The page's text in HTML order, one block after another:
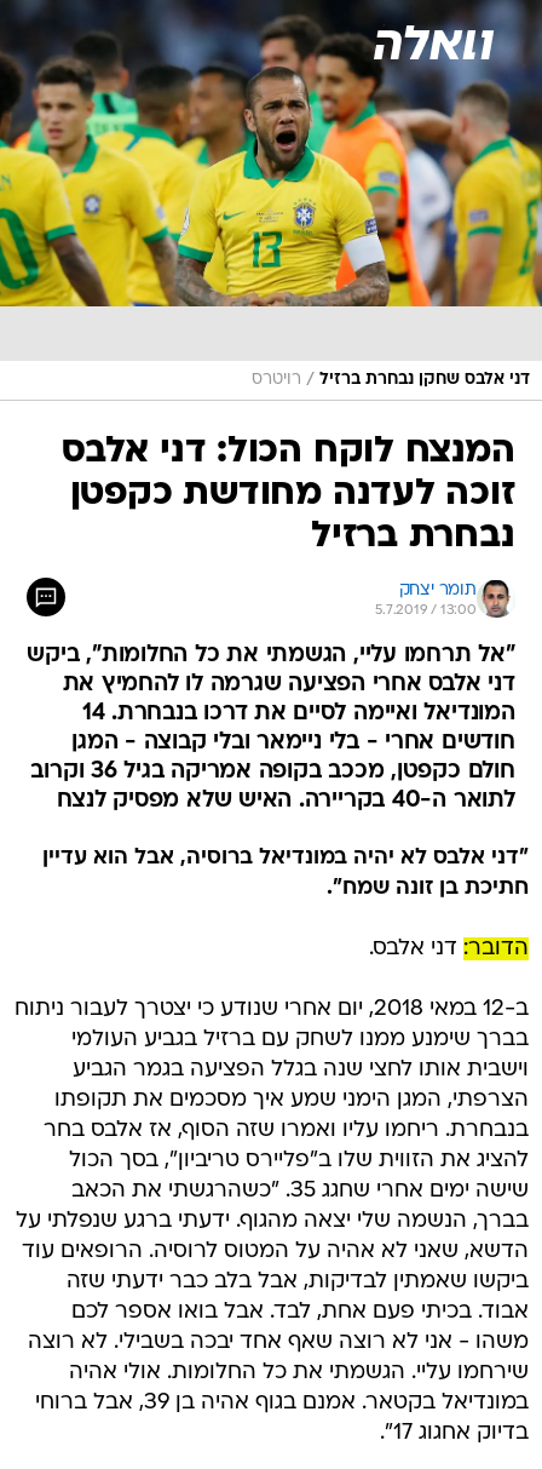
דני אלבס שחקן נבחרת ברזיל / רויטרס
המנצח לוקח הכול: דני אלבס
זוכה לעדנה מחודשת כקפטן
נבחרת ברזיל
תומר יצחק
5.7.2019 / 13:00
"אל תרחמו עליי, הגשמתי את כל החלומות", ביקש
דני אלבס אחרי הפציעה שגרמה לו להחמיץ את
המונדיאל ואיימה לסיים את דרכו בנבחרת. 14
חודשים אחרי - בלי ניימאר ובלי קבוצה - המגן
חולם כקפטן, מככב בקופה אמריקה בגיל 36 וקרוב
לתואר ה-40 בקריירה. האיש שלא מפסיק לנצח
"דני אלבס לא יהיה במונדיאל ברוסיה, אבל הוא עדיין
חתיכת בן זונה שמח".
הדובר: דני אלבס.
ב-12 במאי 2018, יום אחרי שנודע כי יצטרך לעבור ניתוח
בברך שימנע ממנו לשחק עם ברזיל בגביע העולמי
וישבית אותו לחצי שנה בגלל הפציעה בגמר הגביע
הצרפתי, המגן הימני שמע איך מסכמים את תקופתו
בנבחרת. ריחמו עליו ואמרו שזה הסוף, אז אלבס בחר
להציג את הזווית שלו ב"פליירס טריביון", בסך הכול
שישה ימים אחרי שחגג 35. "כשהרגשתי את הכאב
בברך, הנשמה שלי יצאה מהגוף. ידעתי ברגע שנפלתי על
הדשא, שאני לא אהיה על המטוס לרוסיה. הרופאים עוד
ביקשו שאמתין לבדיקות, אבל בלב כבר ידעתי שזה
אבוד. בכיתי פעם אחת, לבד. אבל בואו אספר לכם
משהו - אני לא רוצה שאף אחד יבכה בשבילי. לא רוצה
שירחמו עליי. הגשמתי את כל החלומות. אולי אהיה
במונדיאל בקטאר. אמנם בגוף אהיה בן 39, אבל ברוחי
בדיוק אחגוג 17".